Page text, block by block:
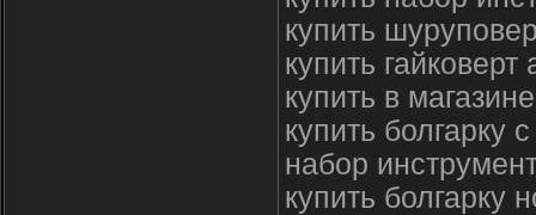
купить
купить
купить в
купить болгарку
набор
купить болгарку